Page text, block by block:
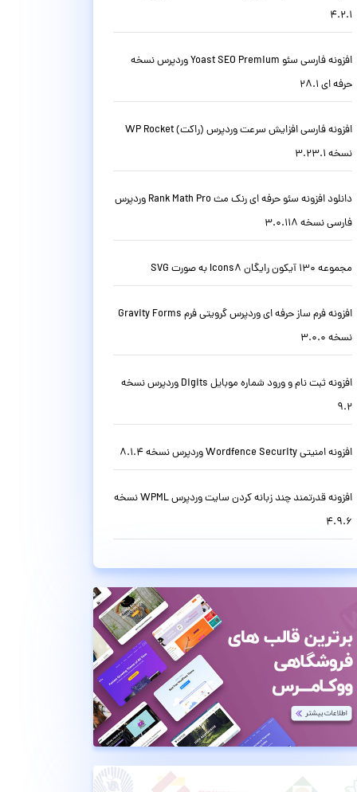
4.2.1
افزونه فارسی سئو Yoast SEO Premium وردپرس نسخه
حرفه ای 28.1
افزونه فارسی افزایش سرعت وردپرس (راکت) WP Rocket
نسخه 3.23.1
دانلود افزونه سئو حرفه ای رنک مث Rank Math Pro وردپرس
فارسی نسخه 3.0.118
مجموعه 130 آیکون رایگان Icons8 به صورت SVG
افزونه فرم ساز حرفه ای وردپرس گرویتی فرم Gravity Forms
نسخه 3.0.0
افزونه ثبت نام و ورود شماره موبایل Digits وردپرس نسخه
9.2
افزونه امنیتی Wordfence Security وردپرس نسخه 8.1.4
افزونه قدرتمند چند زبانه کردن سایت وردپرس WPML نسخه
4.9.6